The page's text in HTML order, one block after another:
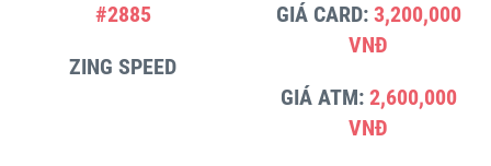
#2885
ZING SPEED
GIÁ CARD: 3,200,000
VNĐ
GIÁ ATM: 2,600,000
VNĐ